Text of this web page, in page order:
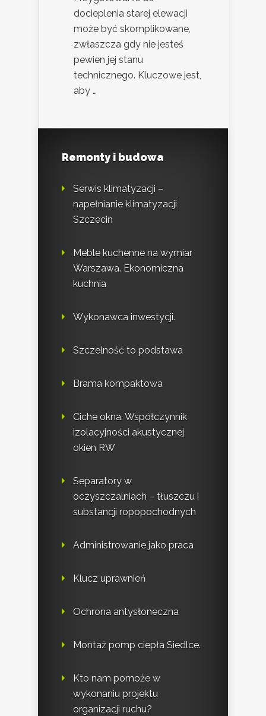
docieplenia starej elewacji
może być skomplikowane,
zwłaszcza gdy nie jesteś
pewien jej stanu
technicznego. Kluczowe jest,
aby …
Remonty i budowa
Serwis klimatyzacji –
napełnianie klimatyzacji
Szczecin
Meble kuchenne na wymiar
Warszawa. Ekonomiczna
kuchnia
Wykonawca inwestycji.
Szczelność to podstawa
Brama kompaktowa
Ciche okna. Współczynnik
izolacyjności akustycznej
okien RW
Separatory w
oczyszczalniach – tłuszczu i
substancji ropopochodnych
Administrowanie jako praca
Klucz uprawnień
Ochrona antysłoneczna
Montaż pomp ciepła Siedlce.
Kto nam pomoże w
wykonaniu projektu
organizacji ruchu?